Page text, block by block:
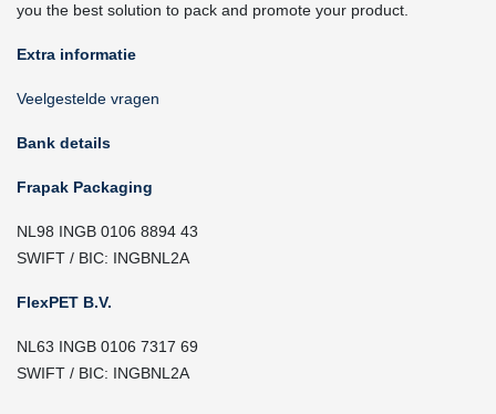
you the best solution to pack and promote your product.
Extra informatie
Veelgestelde vragen
Bank details
Frapak Packaging
NL98 INGB 0106 8894 43
SWIFT / BIC: INGBNL2A
FlexPET B.V.
NL63 INGB 0106 7317 69
SWIFT / BIC: INGBNL2A